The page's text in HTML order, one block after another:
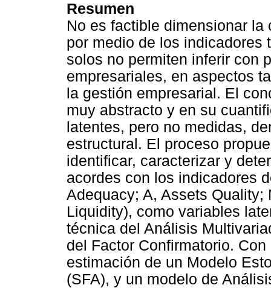
Resumen
No es factible dimensionar
por medio de los
solos no permiten inferir con
empresariales, en aspectos
la gestión empresarial. El
muy abstracto y en su
latentes, pero no medidas,
estructural. El proceso
identificar, caracterizar y
acordes con los indicadores
Adequacy; A, Assets
Liquidity), como variables
técnica del Análisis
del Factor Confirmatorio.
estimación de un Modelo
(SFA), y un modelo de